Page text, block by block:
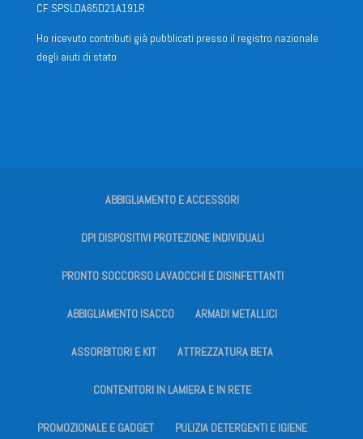
CF:SPSLDA65D21A191R
Ho ricevuto contributi già pubblicati presso il registro nazionale
degli aiuti di stato
ABBIGLIAMENTO E ACCESSORI
DPI DISPOSITIVI PROTEZIONE INDIVIDUALI
PRONTO SOCCORSO LAVAOCCHI E DISINFETTANTI
ABBIGLIAMENTO ISACCO ARMADI METALLICI
ASSORBITORI E KIT ATTREZZATURA BETA
CONTENITORI IN LAMIERA E IN RETE
PROMOZIONALE E GADGET PULIZIA DETERGENTI E IGIENE